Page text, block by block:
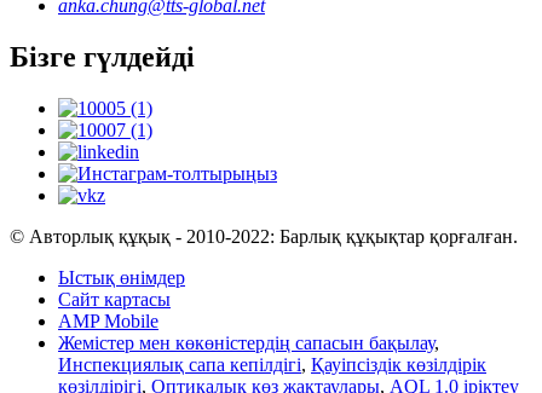
anka.chung@tts-global.net
Бізге гүлдейді
© Авторлық құқық - 2010-2022: Барлық құқықтар қорғалған.
Ыстық өнімдер
Сайт картасы
AMP Mobile
Жемістер мен көкөністердің сапасын бақылау,
Инспекциялық сапа кепілдігі, Қауіпсіздік көзілдірік
көзілдірігі, Оптикалық көз жақтаулары, AQL 1.0 іріктеу